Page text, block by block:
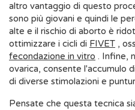
altro vantaggio di questo
sono più giovani e quindi le
alte e il rischio di aborto è
ottimizzare i cicli di FIVET ,
fecondazione in vitro . Infine,
ovarica, consente l'accumulo
di diverse stimolazioni e
Pensate che questa tecnica